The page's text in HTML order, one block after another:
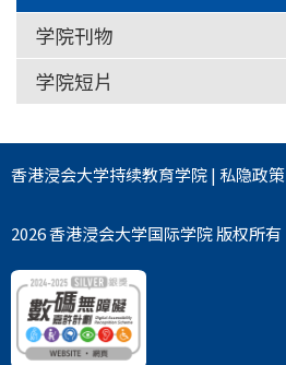
学院刊物
学院短片
香港浸会大学持续教育学院| 私隐政策
2026 香港浸会大学国际学院 版权所有